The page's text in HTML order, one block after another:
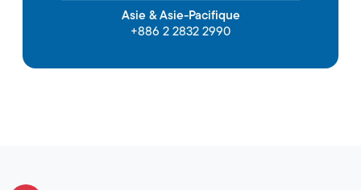
Asie & Asie-Pacifique
+886 2 2832 2990